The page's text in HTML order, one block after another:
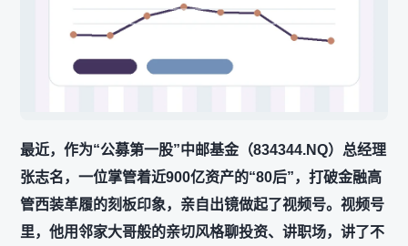
最近，作为“公募第一股”中邮基金（834344.NQ）总经理
张志名，一位掌管着近900亿资产的“80后”，打破金融高
管西装革履的刻板印象，亲自出镜做起了视频号。视频号
里，他用邻家大哥般的亲切风格聊投资、讲职场，讲了不